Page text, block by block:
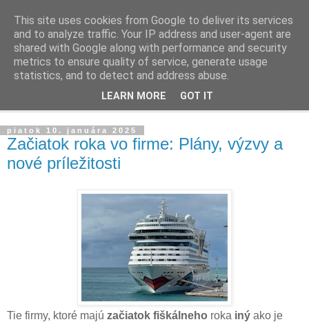
Ako riadiť firmu
Praktické tipy pre podnikanie, riadenie ľudí a firiem
piatok 10. januára 2025
Začiatok roka vo firme: Plány, výzvy a
nové príležitosti
Tie firmy, ktoré majú začiatok fiškálneho roka iný ako je
This site uses cookies from Google to deliver its services
and to analyze traffic. Your IP address and user-agent are
shared with Google along with performance and security
metrics to ensure quality of service, generate usage
statistics, and to detect and address abuse.
LEARN MORE GOT IT